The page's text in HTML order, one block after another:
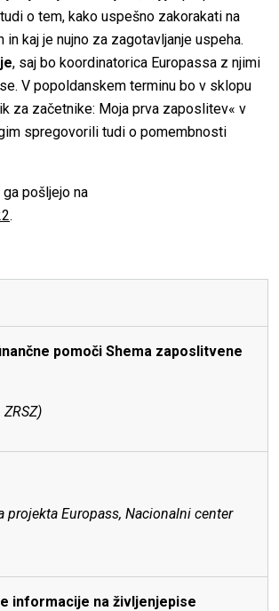
o tem, kako uspešno zakorakati na
kaj je nujno za zagotavljanje uspeha.
, saj bo koordinatorica Europassa z njimi
V popoldanskem terminu bo v sklopu
za začetnike: Moja prva zaposlitev« v
spregovorili tudi o pomembnosti
pošljejo na
.
pomoči Shema zaposlitvene
Europass, Nacionalni center
informacije na življenjepise